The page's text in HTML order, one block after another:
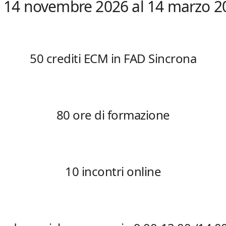
novembre 2026 al 14 marzo
50 crediti ECM in FAD Sincrona
80 ore di formazione
10 incontri online